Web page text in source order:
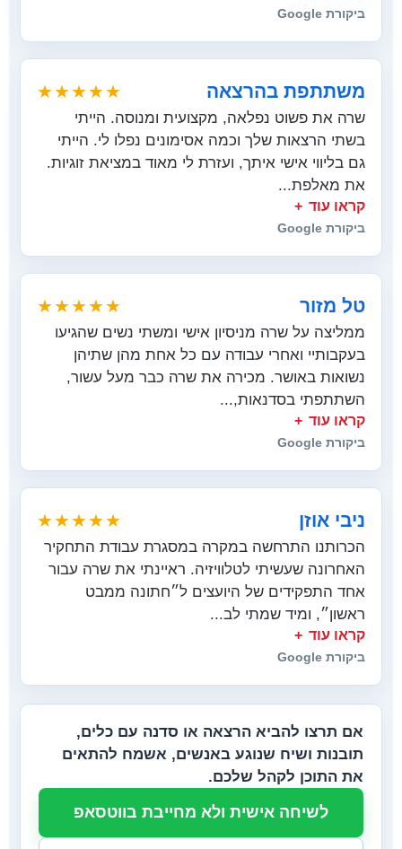
ביקורת Google
משתתפת בהרצאה ★★★★★
שרה את פשוט נפלאה, מקצועית ומנוסה. הייתי
בשתי הרצאות שלך וכמה אסימונים נפלו לי. הייתי
גם בליווי אישי איתך, ועזרת לי מאוד במציאת זוגיות.
את מאלפת...
קראו עוד
ביקורת Google
טל מזור ★★★★★
ממליצה על שרה מניסיון אישי ומשתי נשים שהגיעו
בעקבותיי ואחרי עבודה עם כל אחת מהן שתיהן
נשואות באושר. מכירה את שרה כבר מעל עשור,
השתתפתי בסדנאות,...
קראו עוד
ביקורת Google
ניבי אוזן ★★★★★
הכרותנו התרחשה במקרה במסגרת עבודת התחקיר
האחרונה שעשיתי לטלוויזיה. ראיינתי את שרה עבור
אחד התפקידים של היועצים ל״חתונה ממבט
ראשון״, ומיד שמתי לב...
קראו עוד
ביקורת Google
אם תרצו להביא הרצאה או סדנה עם כלים,
תובנות ושיח שנוגע באנשים, אשמח להתאים
את התוכן לקהל שלכם.
לשיחה אישית ולא מחייבת בווטסאפ